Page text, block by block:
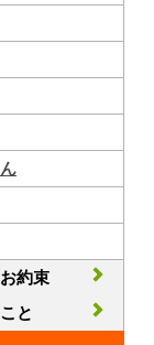
約束
と